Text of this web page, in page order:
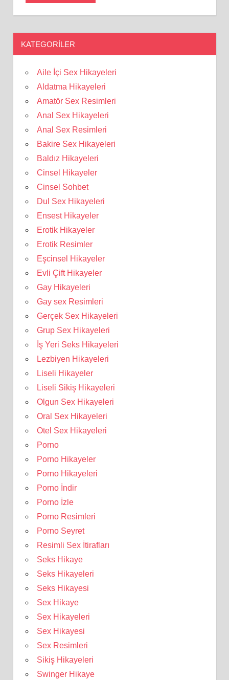
KATEGORILER
Aile İçi Sex Hikayeleri
Aldatma Hikayeleri
Amatör Sex Resimleri
Anal Sex Hikayeleri
Anal Sex Resimleri
Bakire Sex Hikayeleri
Baldız Hikayeleri
Cinsel Hikayeler
Cinsel Sohbet
Dul Sex Hikayeleri
Ensest Hikayeler
Erotik Hikayeler
Erotik Resimler
Eşcinsel Hikayeler
Evli Çift Hikayeler
Gay Hikayeleri
Gay sex Resimleri
Gerçek Sex Hikayeleri
Grup Sex Hikayeleri
İş Yeri Seks Hikayeleri
Lezbiyen Hikayeleri
Liseli Hikayeler
Liseli Sikiş Hikayeleri
Olgun Sex Hikayeleri
Oral Sex Hikayeleri
Otel Sex Hikayeleri
Porno
Porno Hikayeler
Porno Hikayeleri
Porno İndir
Porno İzle
Porno Resimleri
Porno Seyret
Resimli Sex İtirafları
Seks Hikaye
Seks Hikayeleri
Seks Hikayesi
Sex Hikaye
Sex Hikayeleri
Sex Hikayesi
Sex Resimleri
Sikiş Hikayeleri
Swinger Hikaye